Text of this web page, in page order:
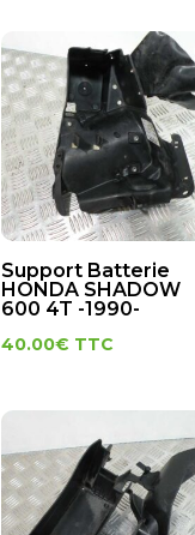
Support Batterie
HONDA SHADOW
600 4T -1990-
40.00€ TTC